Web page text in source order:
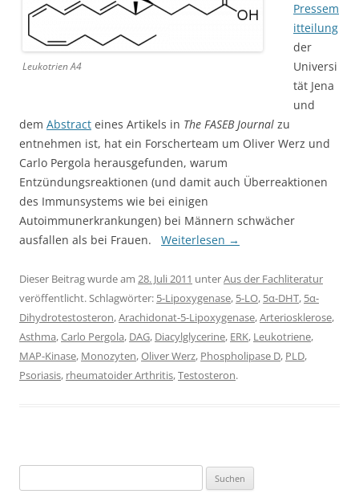
Leukotrien A4
Pressem
itteilung
der
Universi
tät Jena
und
dem Abstract eines Artikels in The FASEB Journal zu
entnehmen ist, hat ein Forscherteam um Oliver Werz und
Carlo Pergola herausgefunden, warum
Entzündungsreaktionen (und damit auch Überreaktionen
des Immunsystems wie bei einigen
Autoimmunerkrankungen) bei Männern schwächer
ausfallen als bei Frauen. Weiterlesen →
Dieser Beitrag wurde am 28. Juli 2011 unterAus der Fachliteratur
veröffentlicht. Schlagwörter: 5-Lipoxygenase, 5-LO, 5α-DHT, 5α-
Dihydrotestosteron,Arachidonat-5-Lipoxygenase,Arteriosklerose,
Asthma,Carlo Pergola, DAG, Diacylglycerine, ERK, Leukotriene,
MAP-Kinase, Monozyten,Oliver Werz, Phospholipase D, PLD,
Psoriasis, rheumatoider Arthritis,Testosteron.
nach: